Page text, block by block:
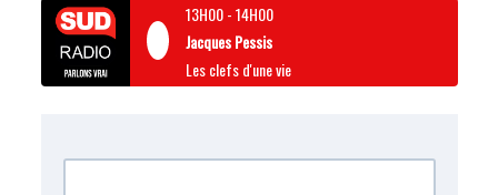
13H00-14H00
Jacques Pessis
Les clefs d'une vie